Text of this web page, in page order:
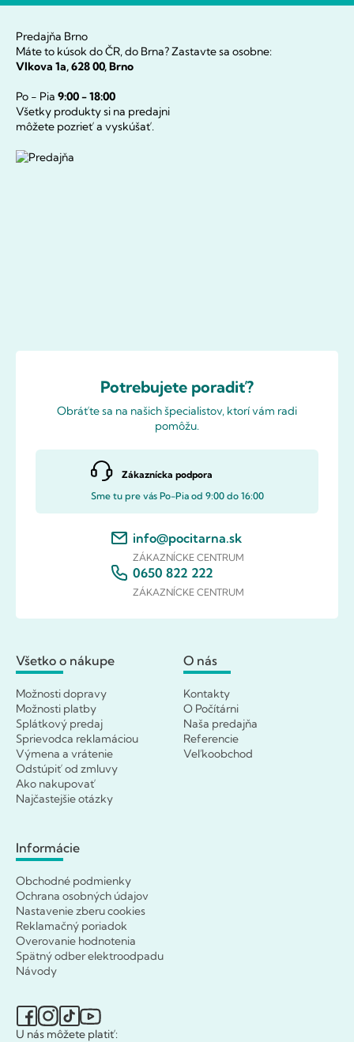
Predajňa Brno
Máte to kúsok do ČR, do Brna? Zastavte sa osobne:
Vlkova 1a, 628 00, Brno
Po - Pia 9:00 - 18:00
Všetky produkty si na predajni
môžete pozrieť a vyskúšať.
Potrebujete poradiť?
Obráťte sa na našich špecialistov, ktorí vám radi
pomôžu.
Zákaznícka podpora
Sme tu pre vás Po-Pia od 9:00 do 16:00
info@pocitarna.sk
ZÁKAZNÍCKE CENTRUM
0650 822 222
ZÁKAZNÍCKE CENTRUM
Všetko o nákupe
Možnosti dopravy
Možnosti platby
Splátkový predaj
Sprievodca reklamáciou
Výmena a vrátenie
Odstúpiť od zmluvy
Ako nakupovať
Najčastejšie otázky
O nás
Kontakty
O Počítárni
Naša predajňa
Referencie
Veľkoobchod
Informácie
Obchodné podmienky
Ochrana osobných údajov
Nastavenie zberu cookies
Reklamačný poriadok
Overovanie hodnotenia
Spätný odber elektroodpadu
Návody
U nás môžete platiť: